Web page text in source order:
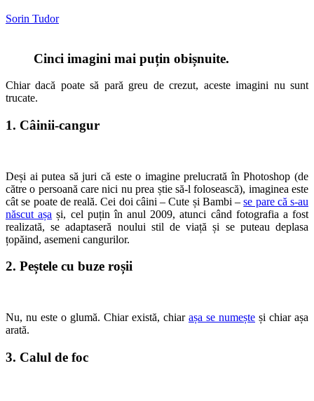
Sorin Tudor
Cinci imagini mai puțin obișnuite.
Chiar dacă poate să pară greu de crezut, aceste imagini nu sunt
trucate.
1. Câinii-cangur
Deși ai putea să juri că este o imagine prelucrată în Photoshop (de
către o persoană care nici nu prea știe să-l folosească), imaginea este
cât se poate de reală. Cei doi câini – Cute și Bambi –se pare că s-au
născut așa și, cel puțin în anul 2009, atunci când fotografia a fost
realizată, se adaptaseră noului stil de viață și se puteau deplasa
țopăind, asemeni cangurilor.
2. Peștele cu buze roșii
Nu, nu este o glumă. Chiar există, chiar așa se numește și chiar așa
arată.
3. Calul de foc